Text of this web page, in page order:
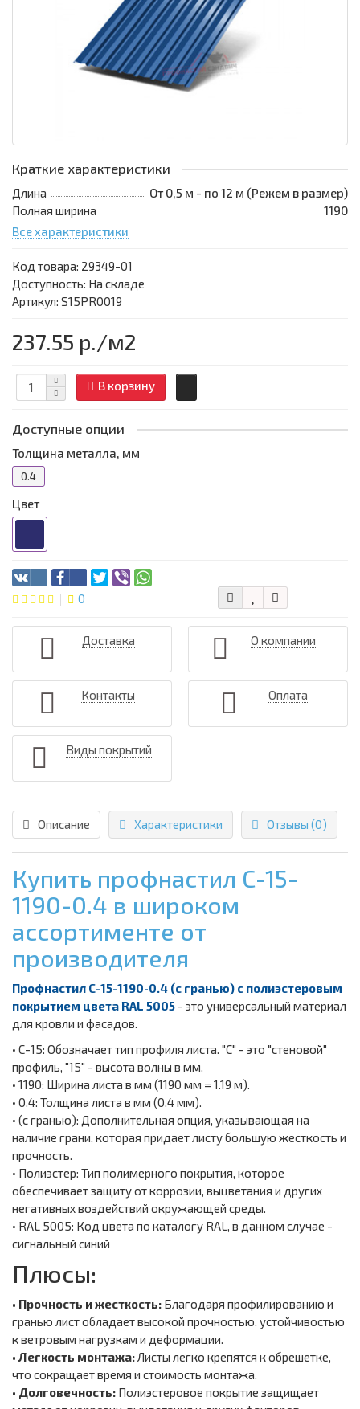
Краткие характеристики
Длина
От 0,5 м - по 12 м (Режем в размер)
Полная ширина
1190
Все характеристики
Код товара: 29349-01
Доступность: На складе
Артикул: S15PR0019
237.55 р./м2
В корзину
Доступные опции
Толщина металла, мм
0.4
Цвет
0
Доставка О компании
Контакты Оплата
Виды покрытий
Описание Характеристики Отзывы (0)
Купить профнастил С-15-
1190-0.4 в широком
ассортименте от
производителя
Профнастил С-15-1190-0.4 (с гранью) с полиэстеровым
покрытием цвета RAL 5005 - это универсальный материал
для кровли и фасадов.
• С-15: Обозначает тип профиля листа. "С" - это "стеновой"
профиль, "15" - высота волны в мм.
• 1190: Ширина листа в мм (1190 мм = 1.19 м).
• 0.4: Толщина листа в мм (0.4 мм).
• (с гранью): Дополнительная опция, указывающая на
наличие грани, которая придает листу большую жесткость и
прочность.
• Полиэстер: Тип полимерного покрытия, которое
обеспечивает защиту от коррозии, выцветания и других
негативных воздействий окружающей среды.
• RAL 5005: Код цвета по каталогу RAL, в данном случае -
сигнальный синий
Плюсы:
• Прочность и жесткость: Благодаря профилированию и
гранью лист обладает высокой прочностью, устойчивостью
к ветровым нагрузкам и деформации.
• Легкость монтажа:Листы легко крепятся к обрешетке,
что сокращает время и стоимость монтажа.
• Долговечность: Полиэстеровое покрытие защищает